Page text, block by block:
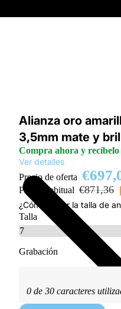
Alianza oro
3,5mm mate y
Compra ahora y recíbelo
Ver detalles
Precio de oferta
Precio habitual €871,36
¿Cómo saber la talla de
Talla
Grabación
0 de 30 caracteres